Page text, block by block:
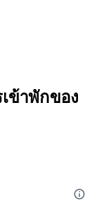
ข้าพักของ